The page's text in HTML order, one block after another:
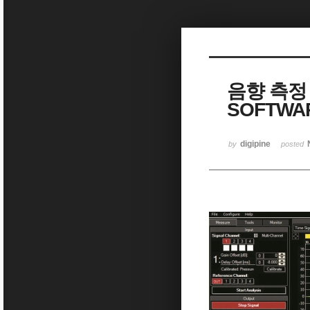
음향 측
by digipine posted
Sketchbook5, 스케치북5
Sketchbook5, 스케치북5